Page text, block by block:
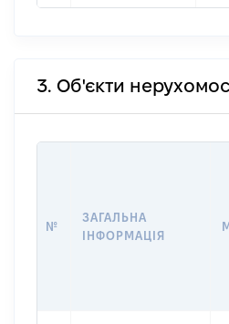
3. Об'єкти
№
ЗАГАЛЬНА
ІНФОРМАЦІЯ